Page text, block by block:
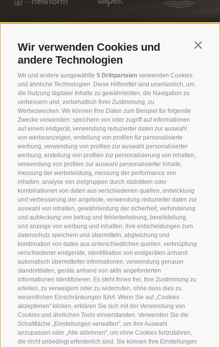
Wir verwenden Cookies und
andere Technologien
Wir und andere ausgewählte 5 Drittparteien verwenden Cookies
und ähnliche Technologien. Diese Hilfsmittel sind unerlässlich, um
die Nutzung digitaler Inhalte zu gewährleisten, die Navigation zu
verbessern und, vorbehaltlich Ihrer Zustimmung, zu
Werbezwecken. Wir können Ihre Daten zum Beispiel für folgende
Zwecke verwenden: speichern von oder zugriff auf informationen
auf einem endgerät, verwendung reduzierter daten zur auswahl
von werbeanzeigen, erstellung von profilen für personalisierte
werbung, verwendung von profilen zur auswahl personalisierter
werbung, erstellung von profilen zur personalisierung von inhalten,
verwendung von profilen zur auswahl personalisierter inhalte,
messung der werbeleistung, messung der performance von
inhalten, analyse von zielgruppen durch statistiken oder
kombinationen von daten aus verschiedenen quellen, entwicklung
und verbesserung der angebote, verwendung reduzierter daten zur
auswahl von inhalten, gewährleistung der sicherheit, verhinderung
und aufdeckung von betrug und fehlerbehebung, bereitstellung
und anzeige von werbung und inhalten, ihre entscheidungen zum
datenschutz speichern und übermitteln, abgleichung und
kombination von daten aus unterschiedlichen quellen, verknüpfung
verschiedener endgeräte, identifikation von endgeräten anhand
automatisch übermittelter informationen, verwendung genauer
standortdaten, geräte anhand von aktiv angeforderten
informationen identifizieren. Es steht Ihnen frei, Ihre Zustimmung zu
erteilen, zu verweigern oder zu widerrufen, ohne dass dies zu
wesentlichen Einschränkungen führt. Wenn Sie auf „Cookies
akzeptieren" klicken, erklären Sie sich mit der Verwendung von
Cookies und ähnlichen Tools einverstanden. Verwenden Sie die
Schaltfläche „Einstellungen verwalten", um Ihre Auswahl
anzupassen oder „Alle ablehnen", um ohne Cookies fortzufahren,
die nicht unbedingt erforderlich sind. Sie können Ihre Einstellungen
Öffnungszeiten Ausstellung
Mo - Fr 8.00 - 12.00 | 14.00 - 18.30
Samstag nach Terminvereinbarung ( tel. 0471-
971007)
Öffnungszeiten Magazin/Warenabholung
Mo - Fr 7.30 - 12.00 | 13.30 - 17.00
Termocenter OHG
Mayr-Nusser-Str. 24
I - 39100 Bozen
+39 0471 971007
info@termocenter.com
+39 0471 971007